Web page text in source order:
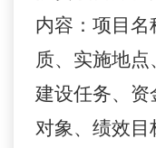
内容：项目
质、实施地点
建设任务、资
对象、绩效目